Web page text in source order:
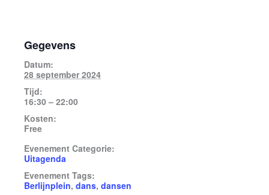
Gegevens
Datum:
28 september 2024
Tijd:
16:30 – 22:00
Kosten:
Free
Evenement Categorie:
Uitagenda
Evenement Tags:
Berlijnplein, dans, dansen